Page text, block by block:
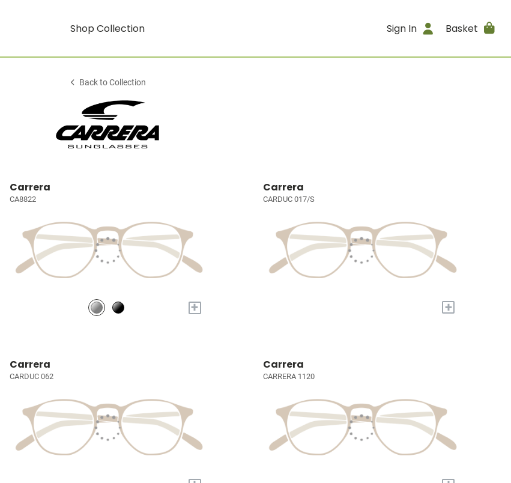
Shop Collection Sign In Basket
Back to Collection
Carrera
CA8822
+
Carrera
CARDUC 017/S
+
Carrera
CARDUC 062
Carrera
CARRERA 1120